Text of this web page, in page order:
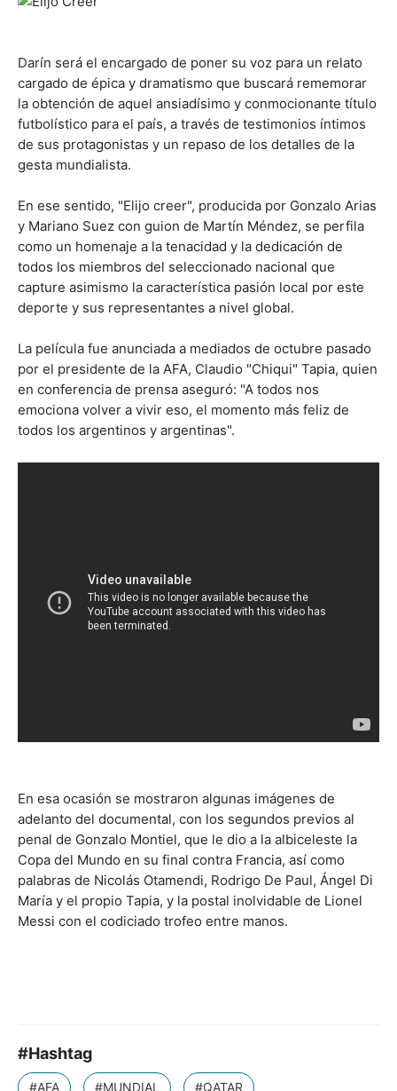
Darín será el encargado de poner su voz para un relato
cargado de épica y dramatismo que buscará rememorar
la obtención de aquel ansiadísimo y conmocionante título
futbolístico para el país, a través de testimonios íntimos
de sus protagonistas y un repaso de los detalles de la
gesta mundialista.
En ese sentido, "Elijo creer", producida por Gonzalo Arias
y Mariano Suez con guion de Martín Méndez, se perfila
como un homenaje a la tenacidad y la dedicación de
todos los miembros del seleccionado nacional que
capture asimismo la característica pasión local por este
deporte y sus representantes a nivel global.
La película fue anunciada a mediados de octubre pasado
por el presidente de la AFA, Claudio "Chiqui" Tapia, quien
en conferencia de prensa aseguró: "A todos nos
emociona volver a vivir eso, el momento más feliz de
todos los argentinos y argentinas".
En esa ocasión se mostraron algunas imágenes de
adelanto del documental, con los segundos previos al
penal de Gonzalo Montiel, que le dio a la albiceleste la
Copa del Mundo en su final contra Francia, así como
palabras de Nicolás Otamendi, Rodrigo De Paul, Ángel Di
María y el propio Tapia, y la postal inolvidable de Lionel
Messi con el codiciado trofeo entre manos.
#Hashtag
#AFA #MUNDIAL #QATAR